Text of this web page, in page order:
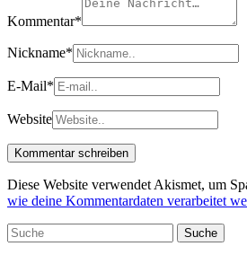
Kommentar*
Nickname*
E-Mail*
Website
Diese Website verwendet Akismet, um
wie deine Kommentardaten verarbeitet
Suche